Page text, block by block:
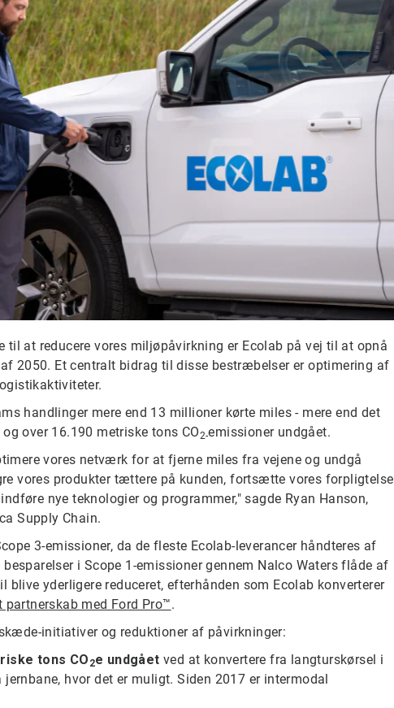
at reducere vores miljøpåvirkning er Ecolab på vej til at opnå
2050. Et centralt bidrag til disse bestræbelser er optimering af
handlinger mere end 13 millioner kørte miles - mere end det
over 16.190 metriske tons CO2-emissioner undgået.
vores netværk for at fjerne miles fra vejene og undgå
vores produkter tættere på kunden, fortsætte vores forpligtelse
nye teknologier og programmer," sagde Ryan Hanson,
Supply Chain.
3-emissioner, da de fleste Ecolab-leverancer håndteres af
i Scope 1-emissioner gennem Nalco Waters flåde af
blive yderligere reduceret, efterhånden som Ecolab konverterer
partnerskab med Ford Pro™.
initiativer og reduktioner af påvirkninger:
tons CO 2e undgået ved at konvertere fra langturskørsel i
hvor det er muligt. Siden 2017 er intermodal